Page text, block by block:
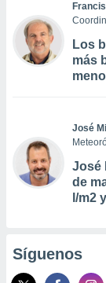
Los
más
José
José
de
l/m2
Síguenos